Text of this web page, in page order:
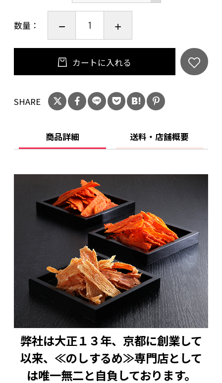
数量：
カートに入れる
SHARE
商品詳細 送料・店舗概要
弊社は大正１３年、京都に創業して
以来、≪のしするめ≫専門店として
は唯一無二と自負しております。